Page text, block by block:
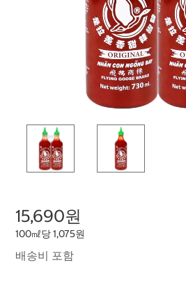
15,690원
100㎖당 1,075원
배송비 포함